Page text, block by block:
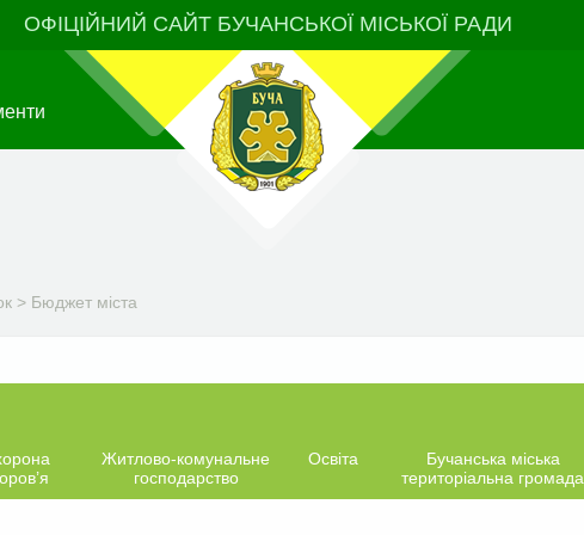
ОФІЦІЙНИЙ САЙТ БУЧАНСЬКОЇ МІСЬКОЇ РАДИ
> Бюджет міста
Житлово-комунальне
господарство
Освіта
Бучанська міська
територіальна громада